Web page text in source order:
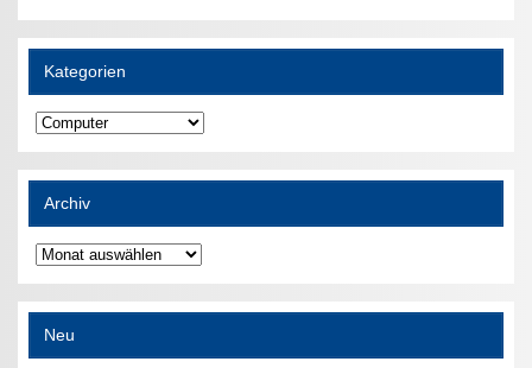
Kategorien
Kategorien
Archiv
Archiv
Neu